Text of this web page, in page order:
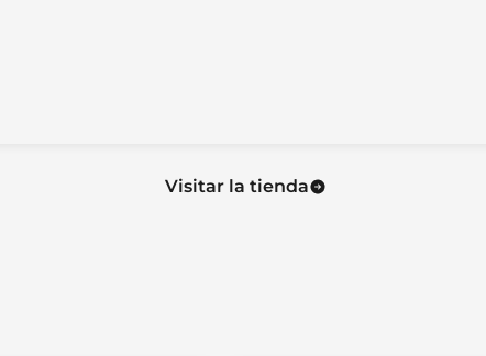
Visitar la tienda